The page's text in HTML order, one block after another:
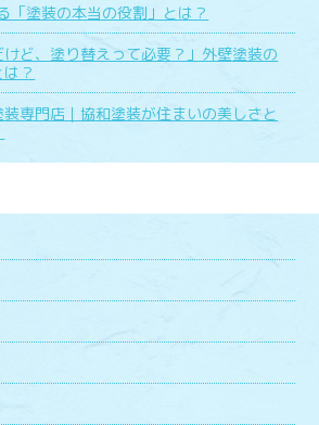
「塗装の本当の役割」とは？
けど、塗り替えって必要？」外壁塗装の
？
専門店｜協和塗装が住まいの美しさと